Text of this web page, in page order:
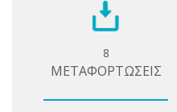
8
ΜΕΤΑΦΟΡΤΩΣΕΙΣ